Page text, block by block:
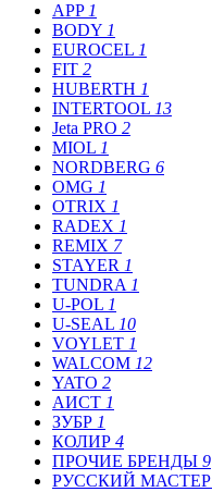
APP 1
BODY 1
EUROCEL 1
FIT 2
HUBERTH 1
INTERTOOL 13
Jeta PRO 2
MIOL 1
NORDBERG 6
OMG 1
OTRIX 1
RADEX 1
REMIX 7
STAYER 1
TUNDRA 1
U-POL 1
U-SEAL 10
VOYLET 1
WALCOM 12
YATO 2
АИСТ 1
ЗУБР 1
КОЛИР 4
ПРОЧИЕ БРЕНДЫ 9
РУССКИЙ МАСТЕР